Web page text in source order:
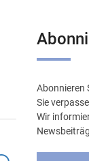
Abonnieren
Sie
Wir